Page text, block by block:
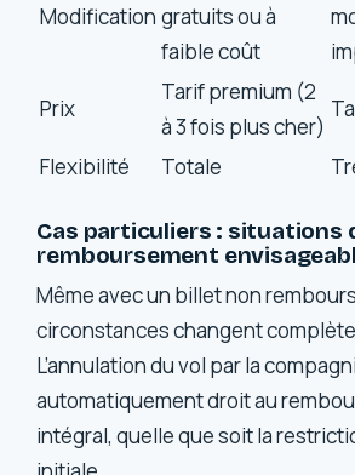
Modification gratuits ou à
faible coût
Prix
Tarif premium (2
à 3 fois plus cher)
Flexibilité Totale
Cas particuliers : situations
remboursement
Même avec un billet non
circonstances changent
L’annulation du vol par la
automatiquement droit au
intégral, quelle que soit la